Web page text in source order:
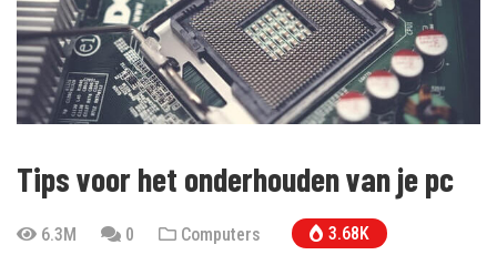
Tips voor het onderhouden van je pc
6.3M 0 Computers 3.68K